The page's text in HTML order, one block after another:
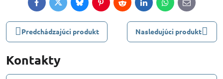
FacebookTwitterBlueskyPinterestRedditLinkedInWhatsApp
E-
mail
Predchádzajúci produkt Nasledujúci produkt
Kontakty